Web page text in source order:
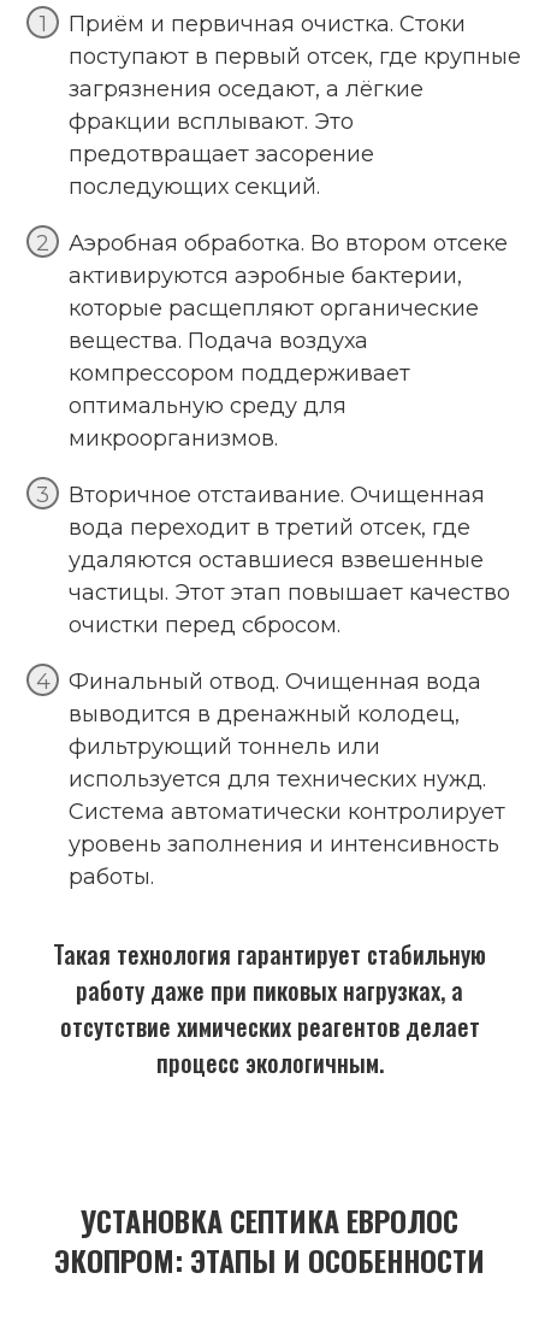
Приём и первичная очистка. Стоки
поступают в первый отсек, где крупные
загрязнения оседают, а лёгкие
фракции всплывают. Это
предотвращает засорение
последующих секций.
Аэробная обработка. Во втором отсеке
активируются аэробные бактерии,
которые расщепляют органические
вещества. Подача воздуха
компрессором поддерживает
оптимальную среду для
микроорганизмов.
Вторичное отстаивание. Очищенная
вода переходит в третий отсек, где
удаляются оставшиеся взвешенные
частицы. Этот этап повышает качество
очистки перед сбросом.
Финальный отвод. Очищенная вода
выводится в дренажный колодец,
фильтрующий тоннель или
используется для технических нужд.
Система автоматически контролирует
уровень заполнения и интенсивность
работы.
Такая технология гарантирует стабильную
работу даже при пиковых нагрузках, а
отсутствие химических реагентов делает
процесс экологичным.
УСТАНОВКА СЕПТИКА ЕВРОЛОС
ЭКОПРОМ: ЭТАПЫ И ОСОБЕННОСТИ